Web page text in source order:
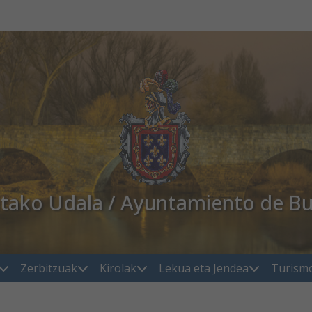
Udala / Ayuntamiento de
Zerbitzuak Kirolak Lekua eta Jendea